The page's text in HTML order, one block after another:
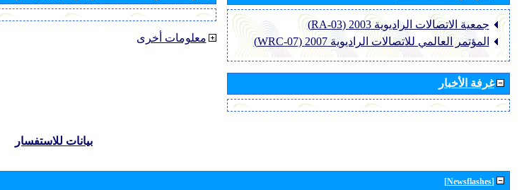
معلومات أخرى
جمعية الاتصالات الراديوية 2003 (RA-03)
المؤتمر العالمي للاتصالات الراديوية 2007 (WRC-07)
غرفة الأخبار
بيانات للاستفسار
[Newsflashes]